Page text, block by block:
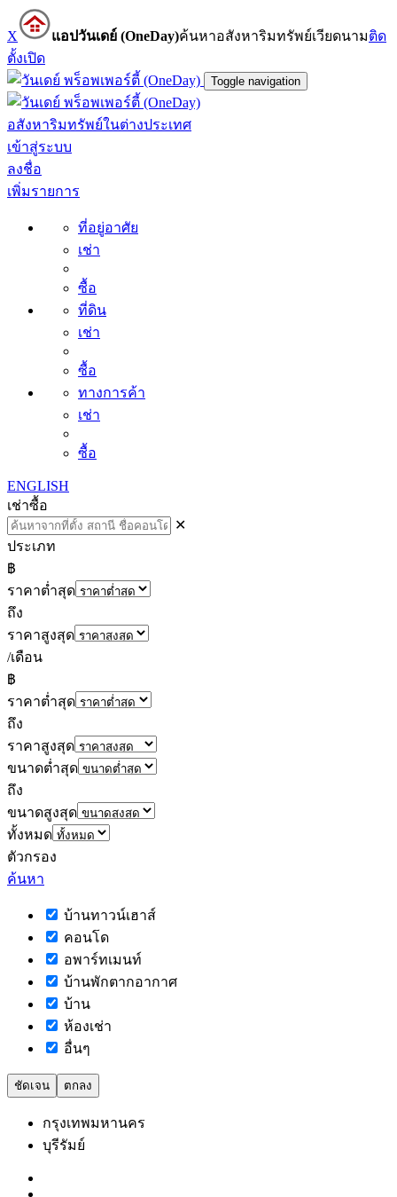
X แอปวันเดย์ (OneDay)ค้นหาอสังหาริมทรัพย์เวียดนามติด
ตั้งเปิด
Toggle navigation
อสังหาริมทรัพย์ในต่างประเทศ
เข้าสู่ระบบ
ลงชื่อ
เพิ่มรายการ
ที่อยู่อาศัย
เช่า
ซื้อ
ที่ดิน
เช่า
ซื้อ
ทางการค้า
เช่า
ซื้อ
ENGLISH
เช่าซื้อ
✕
ประเภท
฿
ราคาต่ำสุด
ถึง
ราคาสูงสุด
/เดือน
฿
ราคาต่ำสุด
ถึง
ราคาสูงสุด
ขนาดต่ำสุด
ถึง
ขนาดสูงสุด
ทั้งหมด
ตัวกรอง
ค้นหา
บ้านทาวน์เฮาส์
คอนโด
อพาร์ทเมนท์
บ้านพักตากอากาศ
บ้าน
ห้องเช่า
อื่นๆ
ชัดเจน ตกลง
กรุงเทพมหานคร
บุรีรัมย์